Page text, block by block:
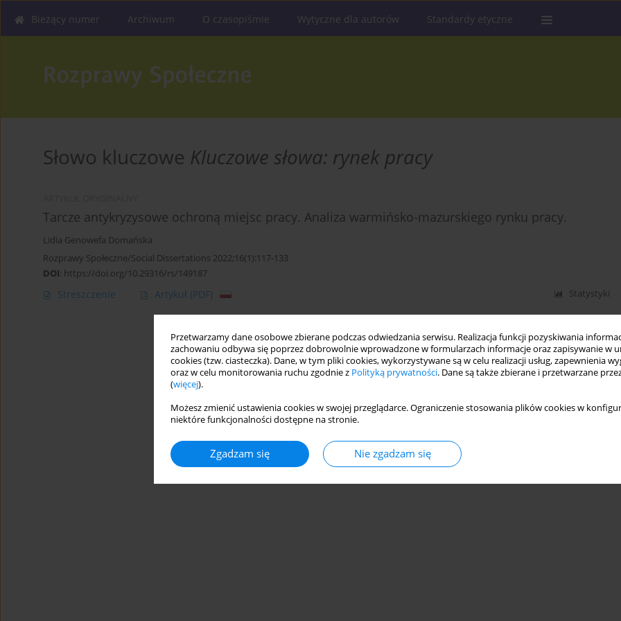
Przetwarzamy dane osobowe zbierane podczas odwiedzania serwisu. Realizacja funkcji pozyskiwania
zachowaniu odbywa się poprzez dobrowolnie wprowadzone w formularzach informacje oraz zapisywanie w
cookies (tzw. ciasteczka). Dane, w tym pliki cookies, wykorzystywane są w celu realizacji usług, zapewnienia
oraz w celu monitorowania ruchu zgodnie z Polityką prywatności. Dane są także zbierane i przetwarzane
(więcej).
Możesz zmienić ustawienia cookies w swojej przeglądarce. Ograniczenie stosowania plików cookies w
niektóre funkcjonalności dostępne na stronie.
Zgadzam się Nie zgadzam się
Bieżący numer Archiwum O czasopiśmie Wytyczne dla autorów Standardy etyczne
Słowo kluczowe Kluczowe słowa: rynek pracy
Tarcze antykryzysowe ochroną miejsc pracy. Analiza warmińsko-mazurskiego rynku pracy.
Lidia Genowefa Domańska
Rozprawy Społeczne/Social Dissertations 2022;16(1):117-133
DOI: https://doi.org/10.29316/rs/149187
Streszczenie Artykuł (PDF) Statystyki